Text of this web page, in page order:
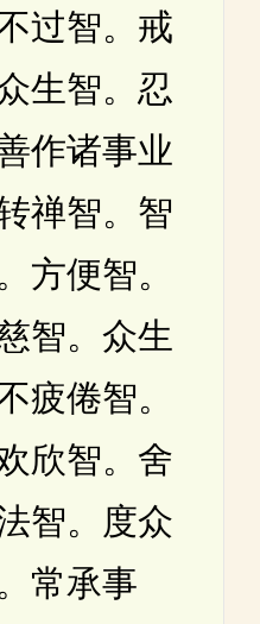
过智。戒
生智。忍
作诸事业
禅智。智
方便智。
智。众生
疲倦智。
欣智。舍
智。度众
常承事